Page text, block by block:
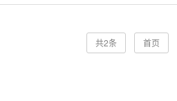
共2条 首页